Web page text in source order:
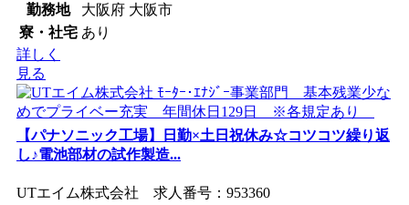
勤務地
大阪府 大阪市
寮・社宅 あり
詳しく
見る
【パナソニック工場】日勤×土日祝休み☆コツコツ繰り返
し♪電池部材の試作製造...
UTエイム株式会社 求人番号：953360